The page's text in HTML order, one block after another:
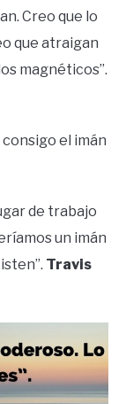
Creo que lo
que atraigan
magnéticos”.
el imán
de trabajo
un imán
Travis